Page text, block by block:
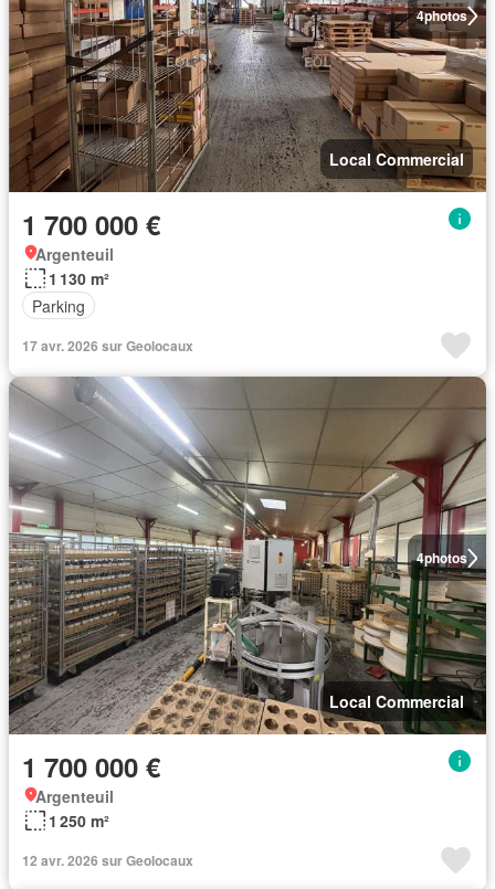
4photos
Local Commercial
1 700 000 €
Argenteuil
1 130 m²
Parking
17 avr. 2026 sur Geolocaux
4photos
Local Commercial
1 700 000 €
Argenteuil
1 250 m²
12 avr. 2026 sur Geolocaux